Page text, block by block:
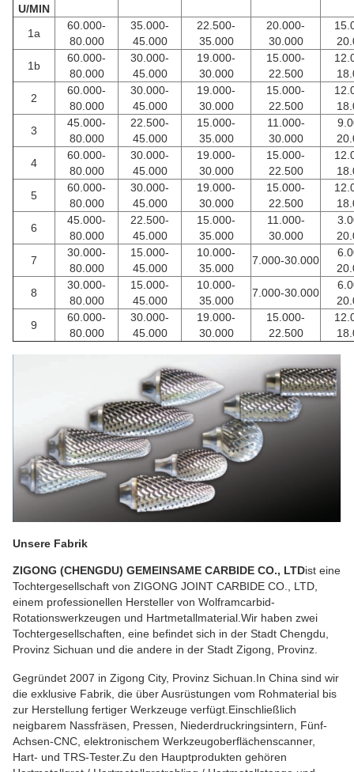
U/MIN
1a
60.000-
80.000
35.000-
45.000
22.500-
35.000
20.000-
30.000
1b
60.000-
80.000
30.000-
45.000
19.000-
30.000
15.000-
22.500
2
60.000-
80.000
30.000-
45.000
19.000-
30.000
15.000-
22.500
3
45.000-
80.000
22.500-
45.000
15.000-
35.000
11.000-
30.000
4
60.000-
80.000
30.000-
45.000
19.000-
30.000
15.000-
22.500
5
60.000-
80.000
30.000-
45.000
19.000-
30.000
15.000-
22.500
6
45.000-
80.000
22.500-
45.000
15.000-
35.000
11.000-
30.000
7
30.000-
80.000
15.000-
45.000
10.000-
35.000
7.000-30.000
8
30.000-
80.000
15.000-
45.000
10.000-
35.000
7.000-30.000
9
60.000-
80.000
30.000-
45.000
19.000-
30.000
15.000-
22.500
Unsere Fabrik
ZIGONG (CHENGDU) GEMEINSAME CARBIDE CO., LTDist eine
Tochtergesellschaft von ZIGONG JOINT CARBIDE CO., LTD,
einem professionellen Hersteller von Wolframcarbid-
Rotationswerkzeugen und Hartmetallmaterial.Wir haben zwei
Tochtergesellschaften, eine befindet sich in der Stadt Chengdu,
Provinz Sichuan und die andere in der Stadt Zigong, Provinz.
Gegründet 2007 in Zigong City, Provinz Sichuan.In China sind wir
die exklusive Fabrik, die über Ausrüstungen vom Rohmaterial bis
zur Herstellung fertiger Werkzeuge verfügt.Einschließlich
neigbarem Nassfräsen, Pressen, Niederdruckringsintern, Fünf-
Achsen-CNC, elektronischem Werkzeugoberflächenscanner,
Hart- und TRS-Tester.Zu den Hauptprodukten gehören